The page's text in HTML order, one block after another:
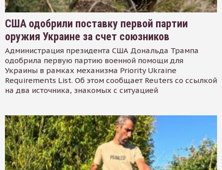
США одобрили поставку первой партии
оружия Украине за счет союзников
Администрация президента США Дональда Трампа
одобрила первую партию военной помощи для
Украины в рамках механизма Priority Ukraine
Requirements List. Об этом сообщает Reuters со ссылкой
на два источника, знакомых с ситуацией